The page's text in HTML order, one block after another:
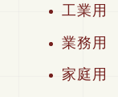
工業用
業務用
家庭用